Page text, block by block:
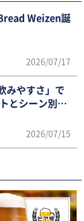
Weizen誕
2026/07/17
みやすさ」で
とシーン別ま
2026/07/15